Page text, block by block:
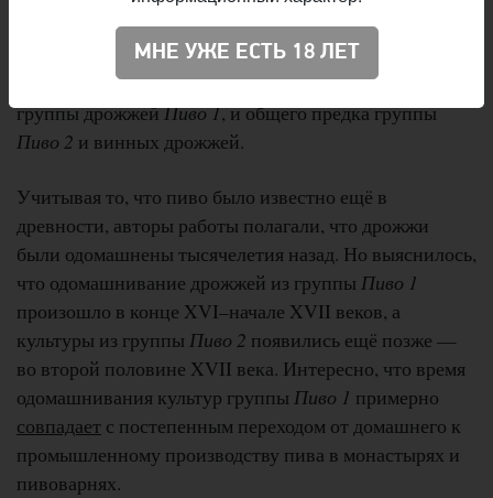
дрожжей свидетельствует о том, что дрожжи были
одомашнены в Европе дважды, независимо друг от
друга. Одомашнивание привело к появлению предка
группы дрожжейПиво 1, и общего предка группы
Пиво 2 и винных дрожжей.
Учитывая то, что пиво было известно ещё в
древности, авторы работы полагали, что дрожжи
были одомашнены тысячелетия назад. Но выяснилось,
что одомашнивание дрожжей из группы Пиво 1
произошло в конце XVI–начале XVII веков, а
культуры из группы Пиво 2 появились ещё позже —
во второй половине XVII века. Интересно, что время
одомашнивания культур группы Пиво 1 примерно
совпадает с постепенным переходом от домашнего к
промышленному производству пива в монастырях и
пивоварнях.
МНЕ УЖЕ ЕСТЬ 18 ЛЕТ